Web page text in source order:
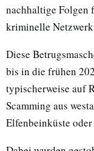
nachhaltige Folgen
kriminelle Netzwerk
Diese
bis in die frühen
typischerweise auf
Scamming aus
Elfenbeinküste